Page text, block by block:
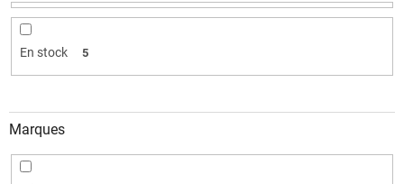
u
s
En stock 5
Marques